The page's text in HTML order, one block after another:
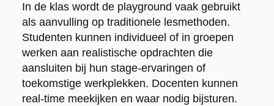
In de klas wordt de playground vaak gebruikt
als aanvulling op traditionele lesmethoden.
Studenten kunnen individueel of in groepen
werken aan realistische opdrachten die
aansluiten bij hun stage-ervaringen of
toekomstige werkplekken. Docenten kunnen
real-time meekijken en waar nodig bijsturen.